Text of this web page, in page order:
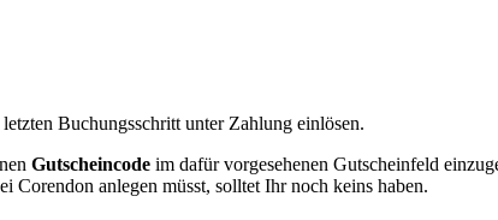
Buchungsschritt unter Zahlung einlösen.
Gutscheincode im dafür vorgesehenen Gutscheinfeld
Corendon anlegen müsst, solltet Ihr noch keins haben.